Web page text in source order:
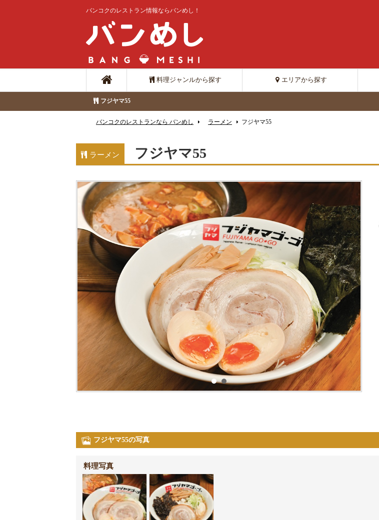
バンコクのレストラン情報ならバンめし！
料理ジャンルから探す エリアから探す
フジヤマ55
バンコクのレストランなら バンめし ラーメン フジヤマ55
ラーメン フジヤマ55
フジヤマ55の写真
料理写真